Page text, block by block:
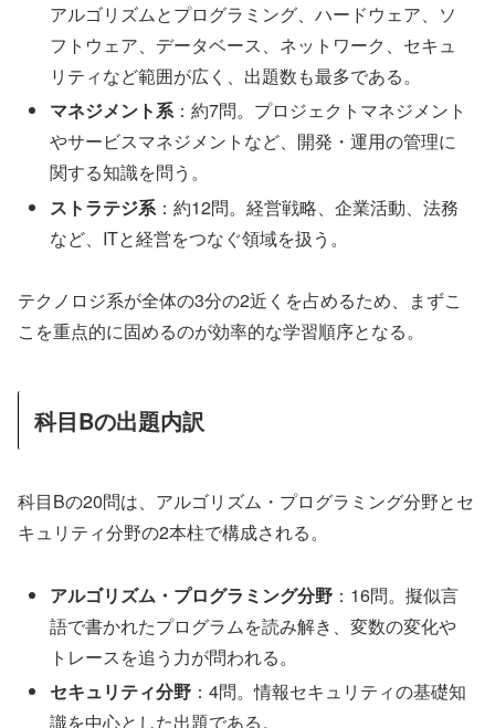
アルゴリズムとプログラミング、ハードウェア、ソ
フトウェア、データベース、ネットワーク、セキュ
リティなど範囲が広く、出題数も最多である。
マネジメント系：約7問。プロジェクトマネジメント
やサービスマネジメントなど、開発・運用の管理に
関する知識を問う。
ストラテジ系 ：約12問。経営戦略、企業活動、法務
など、ITと経営をつなぐ領域を扱う。
テクノロジ系が全体の3分の2近くを占めるため、まずこ
こを重点的に固めるのが効率的な学習順序となる。
科目Bの出題内訳
科目Bの20問は、アルゴリズム・プログラミング分野とセ
キュリティ分野の2本柱で構成される。
アルゴリズム・プログラミング分野 ：16問。擬似言
語で書かれたプログラムを読み解き、変数の変化や
トレースを追う力が問われる。
セキュリティ分野 ：4問。情報セキュリティの基礎知
識を中心とした出題である。